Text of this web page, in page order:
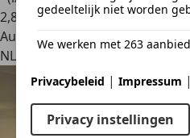
2,8
Autobedrijf
NL 7602 PW
gedeeltelijk niet worden
We werken met 263
Privacybeleid | Impressum |
Privacy instellingen